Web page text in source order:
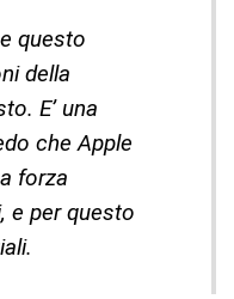
questo
della
E’ una
che Apple
forza
e per questo